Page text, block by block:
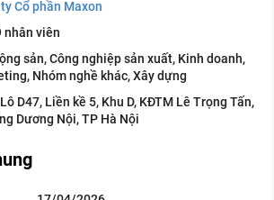
Cổ phần Maxon
nhân viên
sản, Công nghiệp sản xuất, Kinh doanh,
Nhóm nghề khác, Xây dựng
D47, Liền kề 5, Khu D, KĐTM Lê Trọng Tấn,
Dương Nội, TP Hà Nội